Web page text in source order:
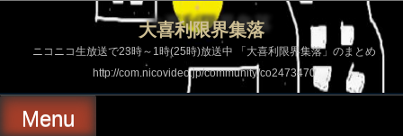
ス
ッ
大喜利限界集落
ニコニコ生放送で23時～1時(25時)放送中 「大喜利限界集落」のまとめ
http://com.nicovideo.jp/community/co2473470
Menu